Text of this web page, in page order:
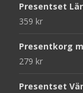
Presentset
359 kr
Presentkorg
279 kr
Presentset